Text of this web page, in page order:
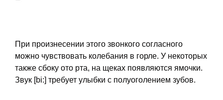
При произнесении этого звонкого согласного
можно чувствовать колебания в горле. У некоторых
также сбоку ото рта, на щеках появляются ямочки.
Звук [bi:] требует улыбки с полуоголением зубов.